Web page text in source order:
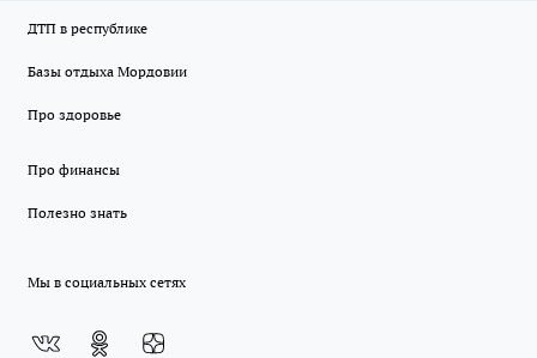
ДТП в республике
Базы отдыха Мордовии
Про здоровье
Про финансы
Полезно знать
Мы в социальных сетях